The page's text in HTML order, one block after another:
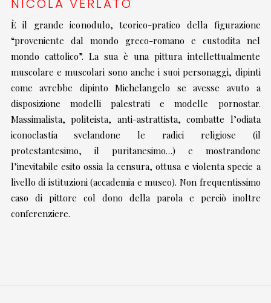
NICOLA VERLATO
È il grande iconodulo, teorico-pratico della figurazione
“proveniente dal mondo greco-romano e custodita nel
mondo cattolico”. La sua è una pittura intellettualmente
muscolare e muscolari sono anche i suoi personaggi, dipinti
come avrebbe dipinto Michelangelo se avesse avuto a
disposizione modelli palestrati e modelle pornostar.
Massimalista, politeista, anti-astrattista, combatte l’odiata
iconoclastia svelandone le radici religiose (il
protestantesimo, il puritanesimo…) e mostrandone
l’inevitabile esito ossia la censura, ottusa e violenta specie a
livello di istituzioni (accademia e museo). Non frequentissimo
caso di pittore col dono della parola e perciò inoltre
conferenziere.